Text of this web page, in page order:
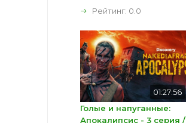
Рейтинг: 0.0
01:27:56
Голые и напуганные:
Апокалипсис - 3 серия /